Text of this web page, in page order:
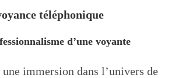
téléphonique
d’une voyante
immersion dans l’univers de